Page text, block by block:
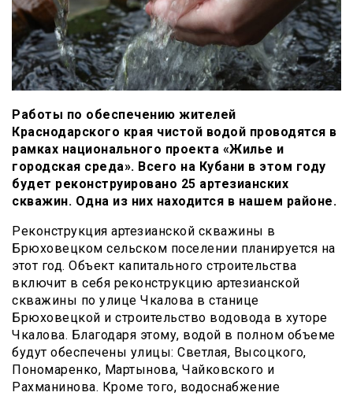
Работы по обеспечению жителей
Краснодарского края чистой водой проводятся в
рамках национального проекта «Жилье и
городская среда». Всего на Кубани в этом году
будет реконструировано 25 артезианских
скважин. Одна из них находится в нашем районе.
Реконструкция артезианской скважины в
Брюховецком сельском поселении планируется на
этот год. Объект капитального строительства
включит в себя реконструкцию артезианской
скважины по улице Чкалова в станице
Брюховецкой и строительство водовода в хуторе
Чкалова. Благодаря этому, водой в полном объеме
будут обеспечены улицы: Светлая, Высоцкого,
Пономаренко, Мартынова, Чайковского и
Рахманинова. Кроме того, водоснабжение